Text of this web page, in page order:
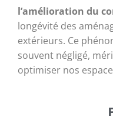
l’amélioration du
longévité des
extérieurs. Ce
souvent négligé,
optimiser nos